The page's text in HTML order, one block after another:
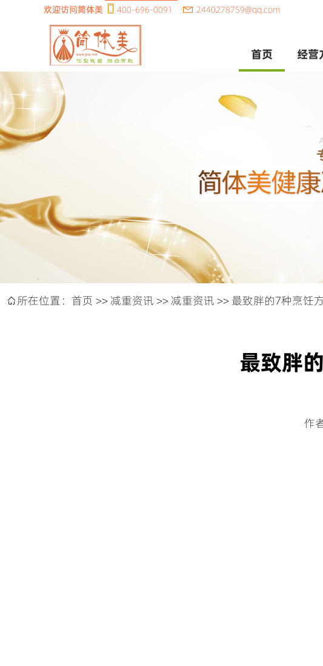
欢迎访问简体美 400-696-0091 2440278759@qq.com
经营
首页
所在位置： 首页 >>减重资讯 >>减重资讯 >> 最致胖的7种烹饪
最致胖
作